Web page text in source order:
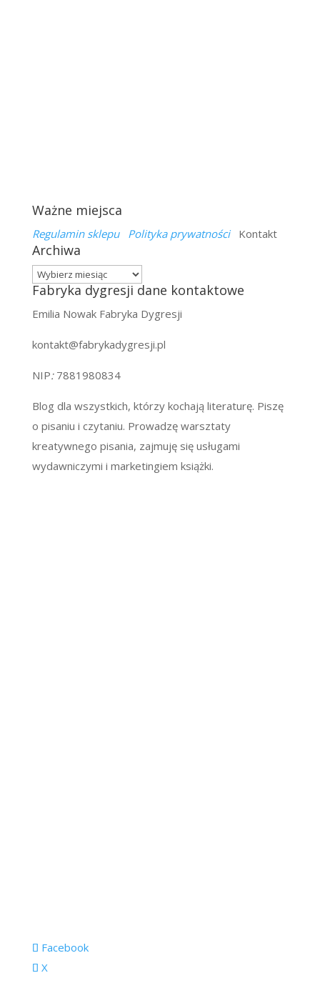
Ważne miejsca
Regulamin sklepu Polityka prywatnościKontakt
Archiwa
Archiwa
Fabryka dygresji dane kontaktowe
Emilia Nowak Fabryka Dygresji
kontakt@fabrykadygresji.pl
NIP: 7881980834
Blog dla wszystkich, którzy kochają literaturę. Piszę
o pisaniu i czytaniu. Prowadzę warsztaty
kreatywnego pisania, zajmuję się usługami
wydawniczymi i marketingiem książki.
Facebook
X